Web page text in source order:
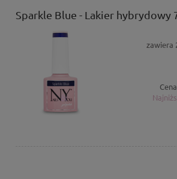
Sparkle Blue - Lakier hybrydowy
zawiera